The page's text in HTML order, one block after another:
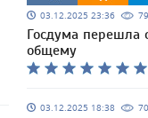
03.12.2025 23:36
Госдума перешла
общему
03.12.2025 18:38